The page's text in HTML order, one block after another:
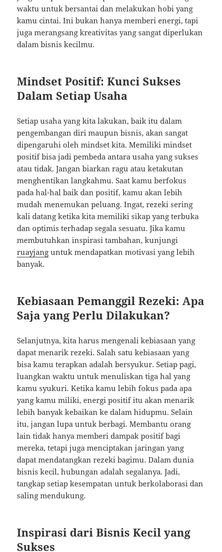
waktu untuk bersantai dan melakukan hobi yang
kamu cintai. Ini bukan hanya memberi energi, tapi
juga merangsang kreativitas yang sangat diperlukan
dalam bisnis kecilmu.
Mindset Positif: Kunci Sukses
Dalam Setiap Usaha
Setiap usaha yang kita lakukan, baik itu dalam
pengembangan diri maupun bisnis, akan sangat
dipengaruhi oleh mindset kita. Memiliki mindset
positif bisa jadi pembeda antara usaha yang sukses
atau tidak. Jangan biarkan ragu atau ketakutan
menghentikan langkahmu. Saat kamu berfokus
pada hal-hal baik dan positif, kamu akan lebih
mudah menemukan peluang. Ingat, rezeki sering
kali datang ketika kita memiliki sikap yang terbuka
dan optimis terhadap segala sesuatu. Jika kamu
membutuhkan inspirasi tambahan, kunjungi
ruayjang untuk mendapatkan motivasi yang lebih
banyak.
Kebiasaan Pemanggil Rezeki: Apa
Saja yang Perlu Dilakukan?
Selanjutnya, kita harus mengenali kebiasaan yang
dapat menarik rezeki. Salah satu kebiasaan yang
bisa kamu terapkan adalah bersyukur. Setiap pagi,
luangkan waktu untuk menuliskan tiga hal yang
kamu syukuri. Ketika kamu lebih fokus pada apa
yang kamu miliki, energi positif itu akan menarik
lebih banyak kebaikan ke dalam hidupmu. Selain
itu, jangan lupa untuk berbagi. Membantu orang
lain tidak hanya memberi dampak positif bagi
mereka, tetapi juga menciptakan jaringan yang
dapat mendatangkan rezeki bagimu. Dalam dunia
bisnis kecil, hubungan adalah segalanya. Jadi,
tangkap setiap kesempatan untuk berkolaborasi dan
saling mendukung.
Inspirasi dari Bisnis Kecil yang
Sukses